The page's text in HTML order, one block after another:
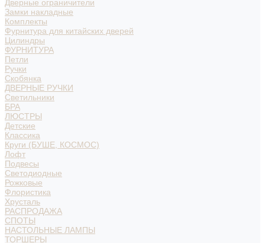
Дверные ограничители
Замки накладные
Комплекты
Фурнитура для китайских дверей
Цилиндры
ФУРНИТУРА
Петли
Ручки
Скобянка
ДВЕРНЫЕ РУЧКИ
Светильники
БРА
ЛЮСТРЫ
Детские
Классика
Круги (БУШЕ, КОСМОС)
Лофт
Подвесы
Светодиодные
Рожковые
Флористика
Хрусталь
РАСПРОДАЖА
СПОТЫ
НАСТОЛЬНЫЕ ЛАМПЫ
ТОРШЕРЫ